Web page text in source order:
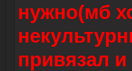
нужно(мб
привязал